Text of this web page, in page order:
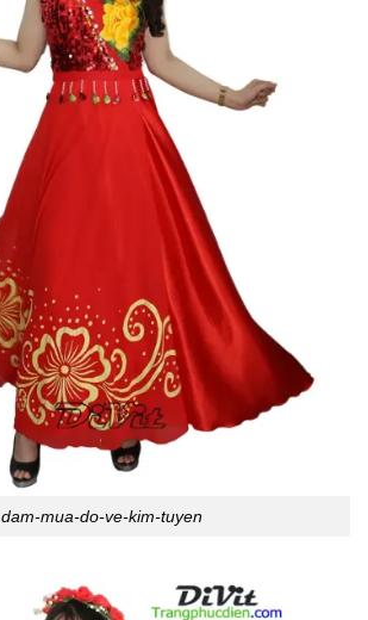
dam-mua-do-ve-kim-tuyen